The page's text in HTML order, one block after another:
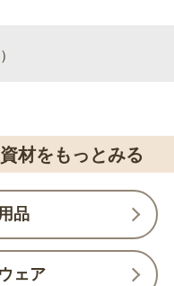
材をもっとみる
品
ェア